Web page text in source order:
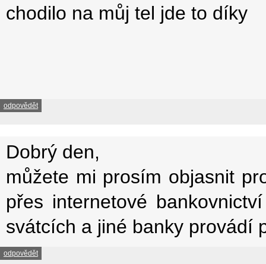
chodilo na můj tel jde to díky
odpovědět
Dobrý den,
můžete mi prosím objasnit
přes internetové
svátcích a jiné banky provádí
odpovědět